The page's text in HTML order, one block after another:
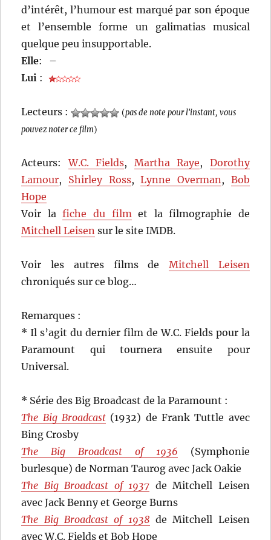
d’intérêt, l’humour est marqué par son époque
et l’ensemble forme un galimatias musical
quelque peu insupportable.
Elle:
–
Lui :
Lecteurs : (pas de note pour l'instant, vous
pouvez noter ce film)
Acteurs:W.C. Fields, Martha Raye, Dorothy
Lamour, Shirley Ross,Lynne Overman, Bob
Hope
Voir lafiche du filmet la filmographie de
Mitchell Leisen sur le site IMDB.
Voir les autres films de Mitchell Leisen
chroniqués sur ce blog…
Remarques :
* Il s’agit du dernier film de W.C. Fields pour la
Paramount qui tournera ensuite pour
Universal.
* Série des Big Broadcast de la Paramount :
The Big Broadcast(1932) de Frank Tuttle avec
Bing Crosby
The Big Broadcast of 1936 (Symphonie
burlesque) de Norman Taurog avec Jack Oakie
The Big Broadcast of 1937 de Mitchell Leisen
avec Jack Benny et George Burns
The Big Broadcast of 1938 de Mitchell Leisen
avec W.C. Fields et Bob Hope